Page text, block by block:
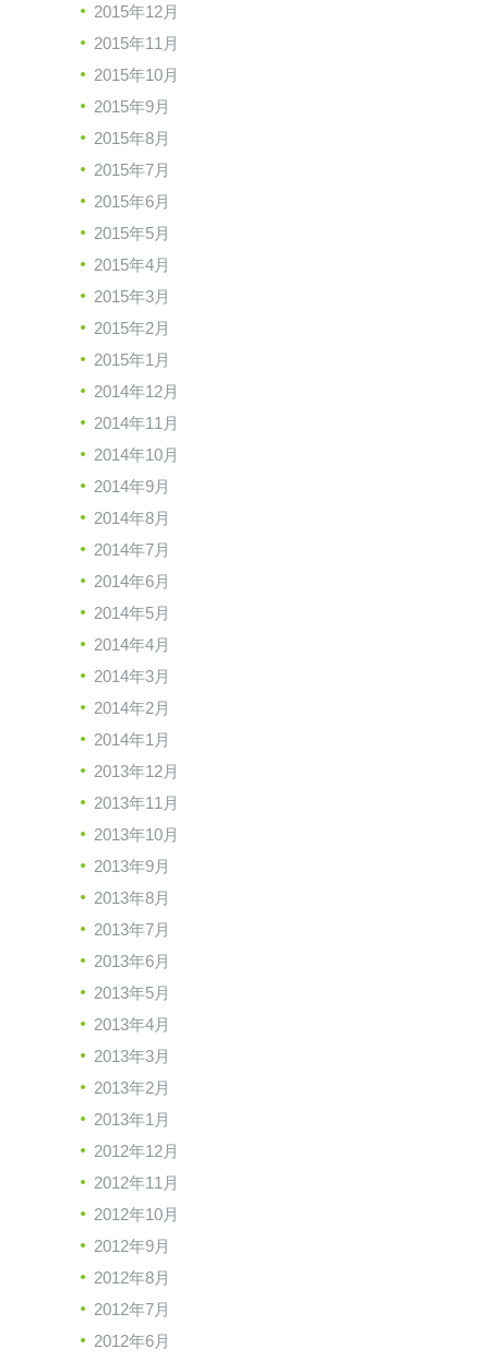
2015年12月
2015年11月
2015年10月
2015年9月
2015年8月
2015年7月
2015年6月
2015年5月
2015年4月
2015年3月
2015年2月
2015年1月
2014年12月
2014年11月
2014年10月
2014年9月
2014年8月
2014年7月
2014年6月
2014年5月
2014年4月
2014年3月
2014年2月
2014年1月
2013年12月
2013年11月
2013年10月
2013年9月
2013年8月
2013年7月
2013年6月
2013年5月
2013年4月
2013年3月
2013年2月
2013年1月
2012年12月
2012年11月
2012年10月
2012年9月
2012年8月
2012年7月
2012年6月